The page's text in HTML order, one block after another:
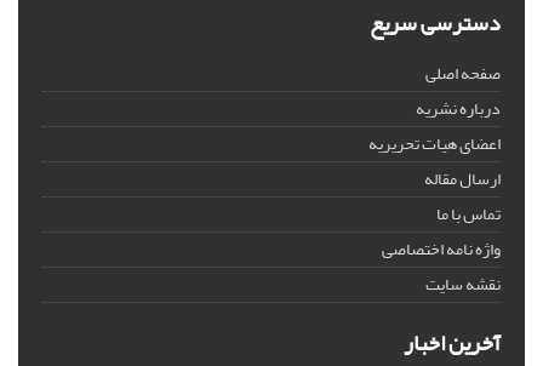
دسترسی سریع
صفحه اصلی
درباره نشریه
اعضای هیات تحریریه
ارسال مقاله
تماس با ما
واژه نامه اختصاصی
نقشه سایت
آخرین اخبار